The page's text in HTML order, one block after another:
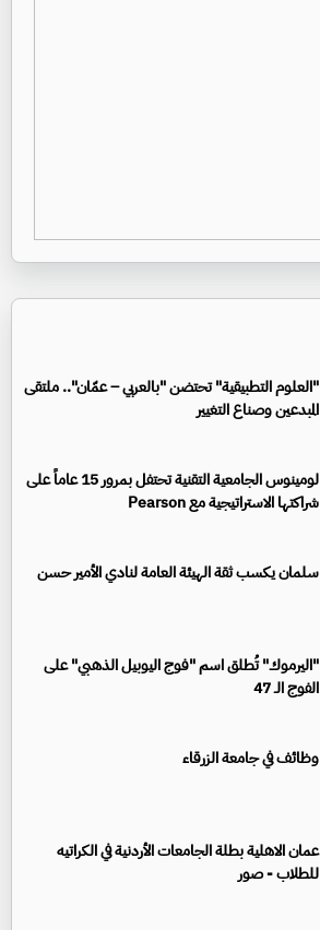
"العلوم التطبيقية" تحتضن "بالعربي – عمّان".. ملتقى
المبدعين وصناع التغيير
لومينوس الجامعية التقنية تحتفل بمرور 15 عاماً على
شراكتها الاستراتيجية مع Pearson
سلمان يكسب ثقة الهيئة العامة لنادي الأمير حسن
"اليرموك" تُطلق اسم "فوج اليوبيل الذهبي" على
الفوج الـ 47
وظائف في جامعة الزرقاء
عمان الاهلية بطلة الجامعات الأردنية في الكراتيه
للطلاب - صور